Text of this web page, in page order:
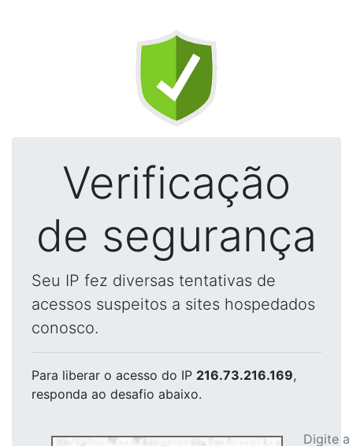
Verificação
de segurança
Seu IP fez diversas tentativas de
acessos suspeitos a sites hospedados
conosco.
Para liberar o acesso do IP 216.73.216.169,
responda ao desafio abaixo.
Digite